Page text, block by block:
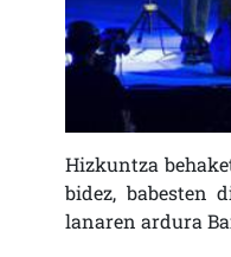
Hizkuntza
bidez, babesten
lanaren ardura